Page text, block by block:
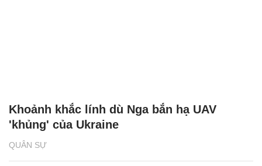
QUÂN SỰ
Khoảnh khắc lính dù Nga bắn hạ UAV
'khủng' của Ukraine